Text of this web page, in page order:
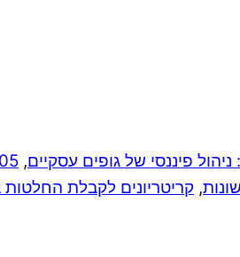
,
, קריטריונים לקבלת החלטות